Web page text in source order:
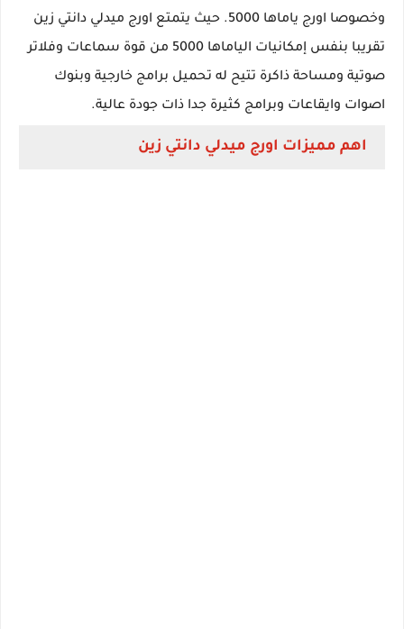
وخصوصا اورج ياماها 5000. حيث يتمتع اورج ميدلي دانتي زين
تقريبا بنفس إمكانيات الياماها 5000 من قوة سماعات وفلاتر
صوتية ومساحة ذاكرة تتيح له تحميل برامج خارجية وبنوك
اصوات وايقاعات وبرامج كثيرة جدا ذات جودة عالية.
اهم مميزات اورج ميدلي دانتي زين